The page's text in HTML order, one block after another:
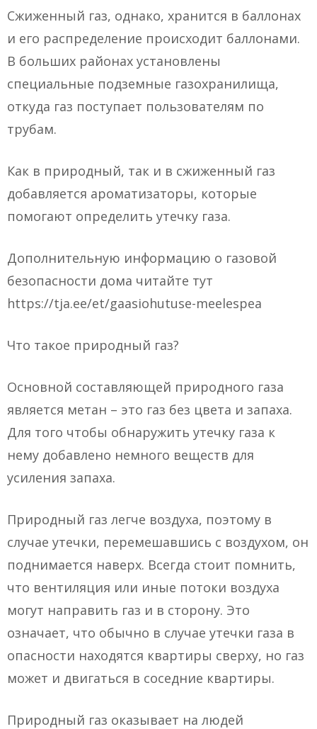
Сжиженный газ, однако, хранится в баллонах
и его распределение происходит баллонами.
В больших районах установлены
специальные подземные газохранилища,
откуда газ поступает пользователям по
трубам.
Как в природный, так и в сжиженный газ
добавляется ароматизаторы, которые
помогают определить утечку газа.
Дополнительную информацию о газовой
безопасности дома читайте тут
https://tja.ee/et/gaasiohutuse-meelespea
Что такое природный газ?
Основной составляющей природного газа
является метан – это газ без цвета и запаха.
Для того чтобы обнаружить утечку газа к
нему добавлено немного веществ для
усиления запаха.
Природный газ легче воздуха, поэтому в
случае утечки, перемешавшись с воздухом, он
поднимается наверх. Всегда стоит помнить,
что вентиляция или иные потоки воздуха
могут направить газ и в сторону. Это
означает, что обычно в случае утечки газа в
опасности находятся квартиры сверху, но газ
может и двигаться в соседние квартиры.
Природный газ оказывает на людей